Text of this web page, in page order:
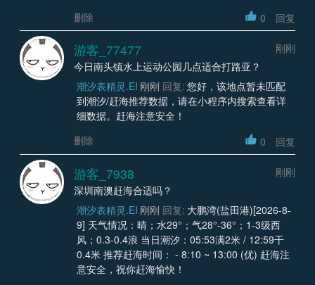
删除
0 回复
游客_77477
刚刚
今日南头镇水上运动公园几点适合打路亚？
潮汐表精灵.EI 刚刚 回复: 您好，该地点暂未匹配
到潮汐/赶海推荐数据，请在小程序内搜索查看详
细数据。赶海注意安全！
删除
0 回复
游客_7938
刚刚
深圳南澳赶海合适吗？
潮汐表精灵.EI 刚刚 回复: 大鹏湾(盐田港)[2026-8-
9] 天气情况：晴；水29°；气28°-36°；1-3级西
风；0.3-0.4浪 当日潮汐：05:53满2米 / 12:59干
0.4米 推荐赶海时间： - 8:10 ~ 13:00 (优) 赶海注
意安全，祝你赶海愉快！